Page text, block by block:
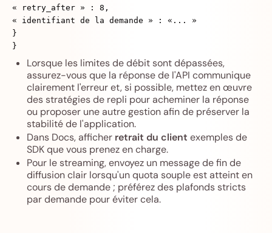
« retry_after » : 8,
« identifiant de la demande » : «... »
}
}
Lorsque les limites de débit sont dépassées,
assurez-vous que la réponse de l'API communique
clairement l'erreur et, si possible, mettez en œuvre
des stratégies de repli pour acheminer la réponse
ou proposer une autre gestion afin de préserver la
stabilité de l'application.
Dans Docs, afficher retrait du client exemples de
SDK que vous prenez en charge.
Pour le streaming, envoyez un message de fin de
diffusion clair lorsqu'un quota souple est atteint en
cours de demande ; préférez des plafonds stricts
par demande pour éviter cela.